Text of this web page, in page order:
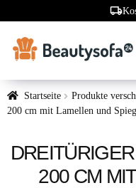
local_shipping
Startseite
Produkte
200 cm mit Lamellen und
200 CM